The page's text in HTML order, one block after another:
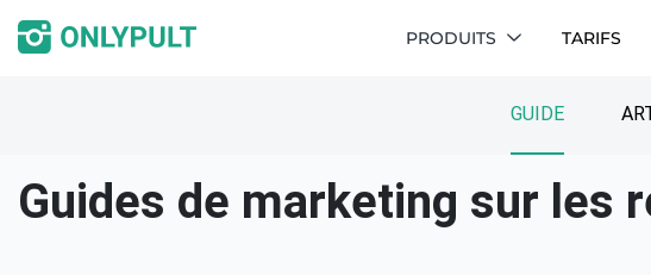
PRODUITS TARIFS
GUIDE
Guides de marketing sur les